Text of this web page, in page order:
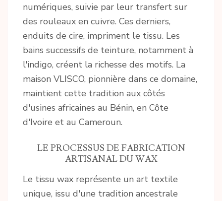
numériques, suivie par leur transfert sur
des rouleaux en cuivre. Ces derniers,
enduits de cire, impriment le tissu. Les
bains successifs de teinture, notamment à
l'indigo, créent la richesse des motifs. La
maison VLISCO, pionnière dans ce domaine,
maintient cette tradition aux côtés
d'usines africaines au Bénin, en Côte
d'Ivoire et au Cameroun.
LE PROCESSUS DE FABRICATION
ARTISANAL DU WAX
Le tissu wax représente un art textile
unique, issu d'une tradition ancestrale